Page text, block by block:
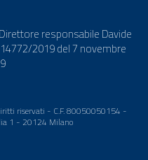
responsabile Davide
2019 del 7 novembre
riservati - C.F. 80050050154 -
1 - 20124 Milano